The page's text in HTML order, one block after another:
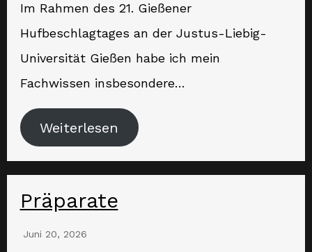
Im Rahmen des 21. Gießener
Hufbeschlagtages an der Justus-Liebig-
Universität Gießen habe ich mein
Fachwissen insbesondere…
Weiterlesen
Präparate
Juni 20, 2026